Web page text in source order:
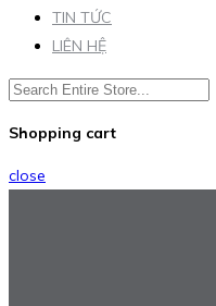
TIN TỨC
LIÊN HỆ
Shopping cart
close